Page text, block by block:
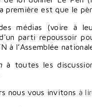
première est que le
médias (voire à
parti repoussoir
à l’Assemblée
à toutes les
nous vous invitons à